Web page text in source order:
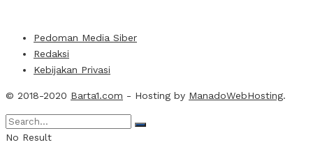
Pedoman Media Siber
Redaksi
Kebijakan Privasi
© 2018-2020 Barta1.com - Hosting by ManadoWebHosting.
No Result